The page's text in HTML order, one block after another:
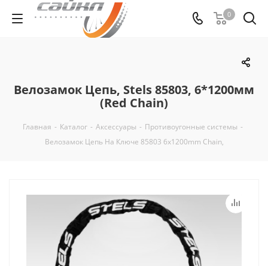
0
Велозамок Цепь, Stels 85803, 6*1200мм
(Red Chain)
Главная - Каталог - Аксессуары - Противоугонные системы -
Велозамок Цепь На Ключе 85803 6x1200mm Chain,